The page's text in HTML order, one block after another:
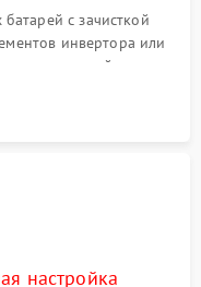
с зачисткой
инвертора или
радиодеталей.
дорожек и
настройка